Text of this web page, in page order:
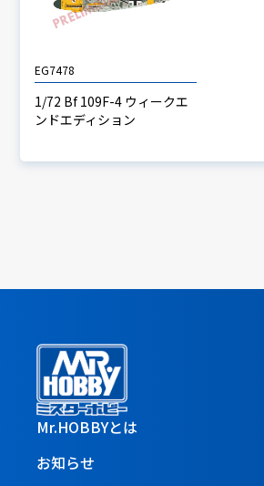
EG7478
1/72 Bf 109F-4 ウィークエ
ンドエディション
Mr.HOBBYとは
お知らせ